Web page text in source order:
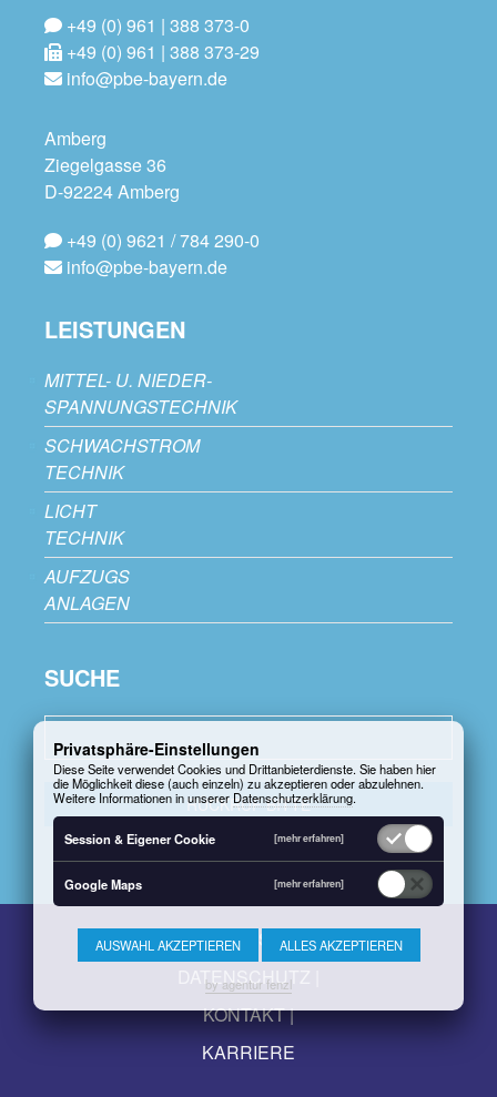
+49 (0) 961 | 388 373-0
+49 (0) 961 | 388 373-29
info@pbe-bayern.de
Amberg
Ziegelgasse 36
D-92224 Amberg
+49 (0) 9621 / 784 290-0
info@pbe-bayern.de
LEISTUNGEN
MITTEL- U. NIEDER-
SPANNUNGSTECHNIK
SCHWACHSTROM
TECHNIK
LICHT
TECHNIK
AUFZUGS
ANLAGEN
SUCHE
RÜCKRUF BITTE
IMPRESSUM
DATENSCHUTZ
KONTAKT
KARRIERE
Privatsphäre-Einstellungen
Diese Seite verwendet Cookies und Drittanbieterdienste. Sie haben hier
die Möglichkeit diese (auch einzeln) zu akzeptieren oder abzulehnen.
Weitere Informationen in unserer Datenschutzerklärung.
Session & Eigener Cookie [mehr erfahren]
Google Maps [mehr erfahren]
by agentur fenzl
AUSWAHL AKZEPTIEREN ALLES AKZEPTIEREN